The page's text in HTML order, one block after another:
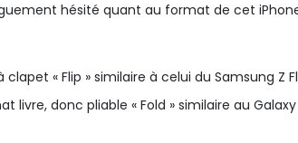
hésité quant au format de cet
« Flip » similaire à celui du Samsung Z
livre, donc pliable « Fold » similaire au Galaxy